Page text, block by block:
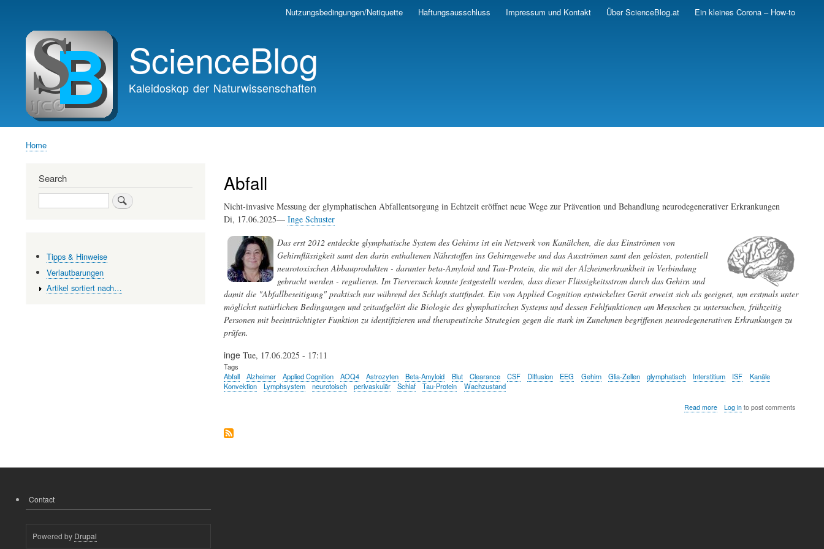
Skip
navigation
Nutzungsbedingungen/Netiquette Haftungsausschluss Impressum und Kontakt Über ScienceBlog.at Ein kleines Corona – How-to
ScienceBlog
Kaleidoskop der Naturwissenschaften
Home
Abfall
Nicht-invasive Messung der glymphatischen Abfallentsorgung in Echtzeit eröffnet neue Wege zur Prävention und Behandlung neurodegenerativer Erkrankungen
Di, 17.06.2025— Inge Schuster
Das erst 2012 entdeckte glymphatische System des Gehirns ist ein Netzwerk von Kanälchen, die das Einströmen von
Gehirnflüssigkeit samt den darin enthaltenen Nährstoffen ins Gehirngewebe und das Ausströmen samt den gelösten, potentiell
neurotoxischen Abbauprodukten - darunter beta-Amyloid und Tau-Protein, die mit der Alzheimerkrankheit in Verbindung
gebracht werden - regulieren. Im Tierversuch konnte festgestellt werden, dass dieser Flüssigkeitsstrom durch das Gehirn und
damit die "Abfallbeseitigung" praktisch nur während des Schlafs stattfindet. Ein von Applied Cognition entwickeltes Gerät erweist sich als geeignet, um erstmals unter
möglichst natürlichen Bedingungen und zeitaufgelöst die Biologie des glymphatischen Systems und dessen Fehlfunktionen am Menschen zu untersuchen, frühzeitig
Personen mit beeinträchtigter Funktion zu identifizieren und therapeutische Strategien gegen die stark im Zunehmen begriffenen neurodegenerativen Erkrankungen zu
prüfen.
inge Tue, 17.06.2025 - 17:11
Tags
Abfall
Alzheimer Applied Cognition AOQ4 Astrozyten Beta-Amyloid Blut Clearance CSF Diffusion EEG Gehirn Glia-Zellen glymphatisch Interstitium ISF
Kanäle
Konvektion
Lymphsystem neurotoisch perivaskulär Schlaf Tau-Protein Wachzustand
Read moreabout
Log into post comments
Search
Search
Tipps & Hinweise
Verlautbarungen
Artikel sortiert nach…
FOOTER
Contact
Powered by Drupal